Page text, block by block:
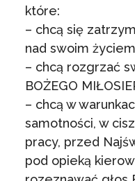
które:
– chcą się
nad swoim
– chcą rozgrzać
BOŻEGO
– chcą w
samotności, w
pracy, przed
pod opieką